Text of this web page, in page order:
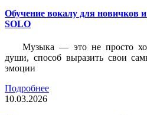
Обучение вокалу для новичков
SOLO
Музыка — это не просто
души, способ выразить свои
эмоции
Подробнее
10.03.2026